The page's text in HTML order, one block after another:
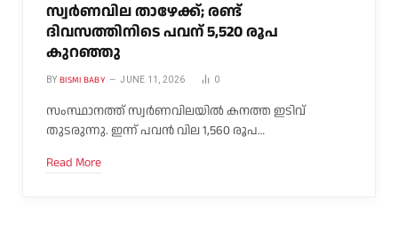
സ്വർണവില താഴേക്ക്; രണ്ട്
ദിവസത്തിനിടെ പവന് 5,520 രൂപ
കുറഞ്ഞു
BY BISMI BABY JUNE 11, 2026 0
സംസ്ഥാനത്ത് സ്വർണവിലയിൽ കനത്ത ഇടിവ്
തുടരുന്നു. ഇന്ന് പവൻ വില 1,560 രൂപ…
Read More